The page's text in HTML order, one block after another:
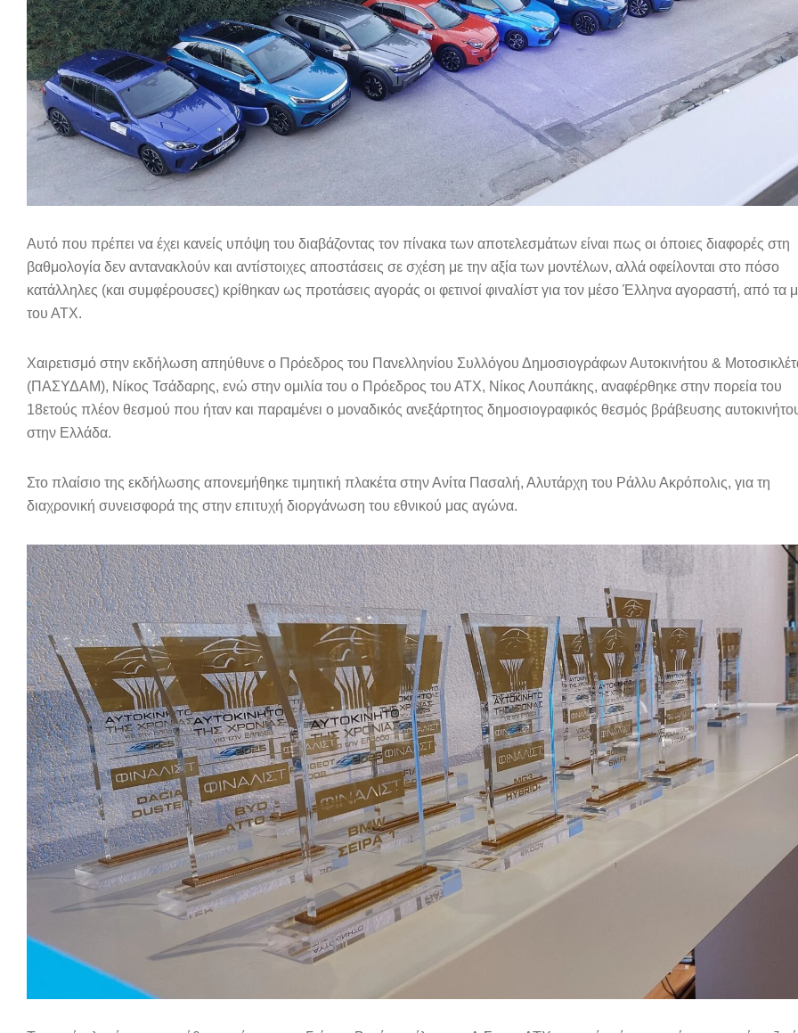
Aυτό που πρέπει να έχει κανείς υπόψη του διαβάζοντας τον πίνακα των αποτελεσμάτων είναι πως οι όποιες διαφορές στη
βαθμολογία δεν αντανακλούν και αντίστοιχες αποστάσεις σε σχέση με την αξία των μοντέλων, αλλά οφείλονται στο πόσο
κατάλληλες (και συμφέρουσες) κρίθηκαν ως προτάσεις αγοράς οι φετινοί φιναλίστ για τον μέσο Έλληνα αγοραστή, από τα
του ΑΤΧ.
Χαιρετισμό στην εκδήλωση απηύθυνε ο Πρόεδρος του Πανελληνίου Συλλόγου Δημοσιογράφων Αυτοκινήτου &
(ΠΑΣΥΔΑΜ), Νίκος Τσάδαρης, ενώ στην ομιλία του ο Πρόεδρος του ΑΤΧ, Νίκος Λουπάκης, αναφέρθηκε στην πορεία του
18ετούς πλέον θεσμού που ήταν και παραμένει ο μοναδικός ανεξάρτητος δημοσιογραφικός θεσμός βράβευσης
στην Ελλάδα.
Στο πλαίσιο της εκδήλωσης απονεμήθηκε τιμητική πλακέτα στην Ανίτα Πασαλή, Αλυτάρχη του Ράλλυ Ακρόπολις, για τη
διαχρονική συνεισφορά της στην επιτυχή διοργάνωση του εθνικού μας αγώνα.